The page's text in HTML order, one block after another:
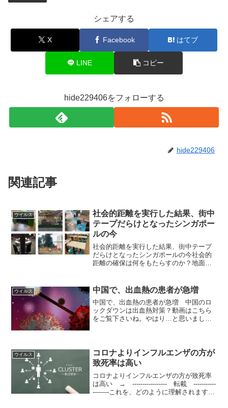
シェアする
X Facebook はてブ
LINE コピー
hide229406をフォローする
hide229406
関連記事
ウイルス
社会的距離を実行した結果、街中
テープだらけとなったシンガポー
ルの今
社会的距離を実行した結果、街中テープ
だらけとなったシンガポールの今社会的
距離の確保は何をもたらすのか？地面の
黄色いマークがついている広場の段差...
ウイルス 中国で、出血熱の患者が急増
中国で、出血熱の患者が急増 中国のロ
ックダウンは出血熱対策？動画はこちら
をご覧下さいね。​やはり…と思いまし
中にもう一...
ウイルス
コロナよりインフルエンザの方が
致死率は高い
コロナよりインフルエンザの方が致死率
は高い → ----------------- 転載 -----------
--------これを、どのように理解されます